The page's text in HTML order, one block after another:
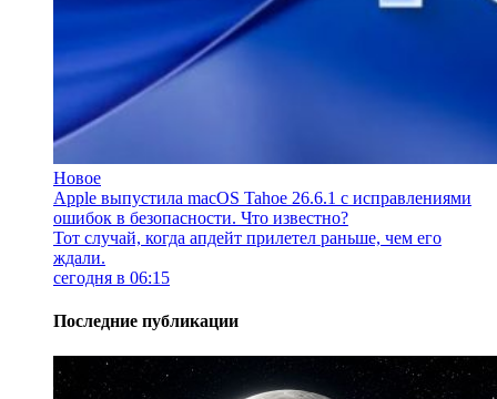
Новое
Apple выпустила macOS Tahoe 26.6.1 с исправлениями
ошибок в безопасности. Что известно?
Тот случай, когда апдейт прилетел раньше, чем его
ждали.
сегодня в 06:15
Последние публикации